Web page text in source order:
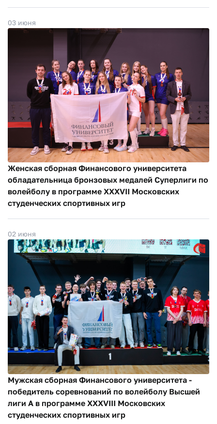
03 июня
Женская сборная Финансового университета
обладательница бронзовых медалей Суперлиги по
волейболу в программе XXXVII Московских
студенческих спортивных игр
02 июня
Мужская сборная Финансового университета -
победитель соревнований по волейболу Высшей
лиги А в программе XXXVIII Московских
студенческих спортивных игр